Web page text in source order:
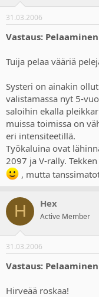
31.03.2006
Vastaus:
Tuija pelaa vääriä
Systeri on ainakin
valistamassa nyt 5-
saloihin ekalla
muissa toimissa on
eri intensiteetillä.
Työkaluina ovat
2097 ja V-rally.
, mutta
H Hex
Active Member
31.03.2006
Vastaus:
Hirveää roskaa!